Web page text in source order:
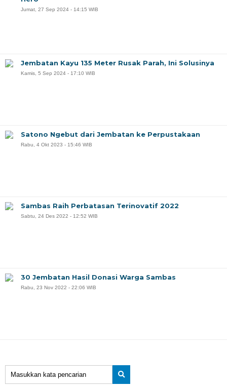
Jumat, 27 Sep 2024 - 14:15 WIB
Jembatan Kayu 135 Meter Rusak Parah, Ini Solusinya
Kamis, 5 Sep 2024 - 17:10 WIB
Satono Ngebut dari Jembatan ke Perpustakaan
Rabu, 4 Okt 2023 - 15:46 WIB
Sambas Raih Perbatasan Terinovatif 2022
Sabtu, 24 Des 2022 - 12:52 WIB
30 Jembatan Hasil Donasi Warga Sambas
Rabu, 23 Nov 2022 - 22:06 WIB